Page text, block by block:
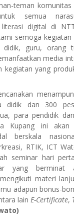
teman
semua
literasi digital di
semoga
didik, guru, orang
media
kegiatan yang
didik dan 300
para pendidik
Kupang ini akan
berskala
RTIK, ICT
seminar hari
yang berminat
materi
adapun bonus-
lain E-Certificate,